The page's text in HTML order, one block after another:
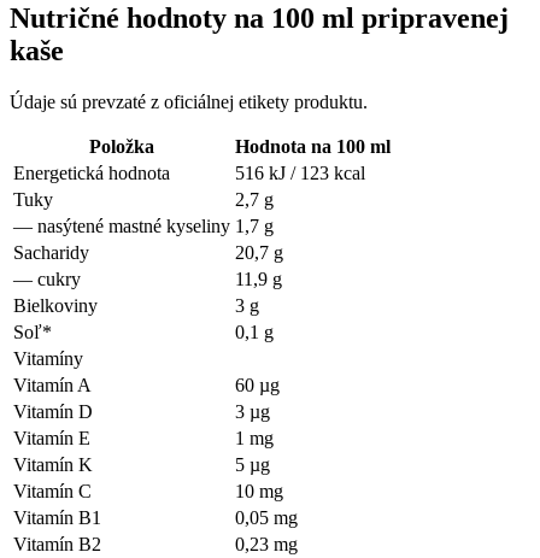
Nutričné hodnoty na 100 ml pripravenej
kaše
Údaje sú prevzaté z oficiálnej etikety produktu.
Položka
Hodnota na 100 ml
Energetická hodnota
516 kJ / 123 kcal
Tuky
2,7 g
— nasýtené mastné kyseliny 1,7 g
Sacharidy
20,7 g
— cukry
11,9 g
Bielkoviny
3 g
Soľ*
0,1 g
Vitamíny
Vitamín A
60 µg
Vitamín D
3 µg
Vitamín E
1 mg
Vitamín K
5 µg
Vitamín C
10 mg
Vitamín B1
0,05 mg
Vitamín B2
0,23 mg